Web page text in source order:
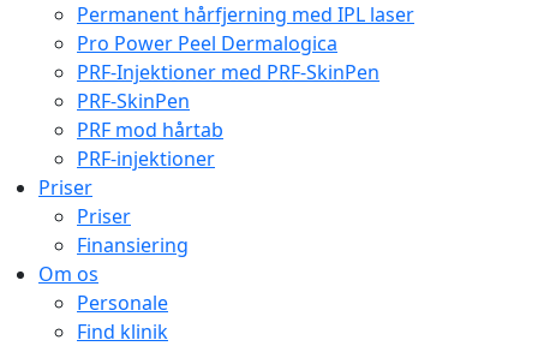
Permanent hårfjerning med IPL laser
Pro Power Peel Dermalogica
PRF-Injektioner med PRF-SkinPen
PRF-SkinPen
PRF mod hårtab
PRF-injektioner
Priser
Priser
Finansiering
Om os
Personale
Find klinik